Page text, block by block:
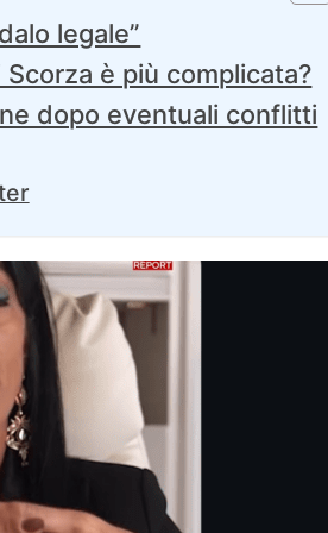
legale”
è più complicata?
dopo eventuali conflitti